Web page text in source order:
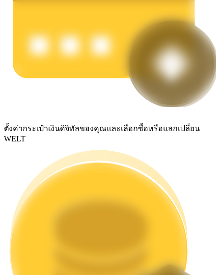
การปักหลัก
ผลตอบแทนสูงและเข้าถึงได้ทันที
การเซ้งแบบยืดหยุ่นเพื่อรับโทเคนยอดนิยม
ตั้งค่ากระเป๋าเงินดิจิทัลของคุณและเลือกซื้อหรือแลกเปลี่ยน
WELT